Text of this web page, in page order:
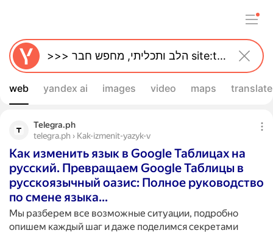
web yandex ai images video maps translate
Telegra.ph
telegra.ph › Kak-izmenit-yazyk-v
Как изменить язык в Google Таблицах на
русский. Превращаем Google Таблицы в
русскоязычный оазис: Полное руководство
по смене языка…
Мы разберем все возможные ситуации, подробно
опишем каждый шаг и даже поделимся секретами